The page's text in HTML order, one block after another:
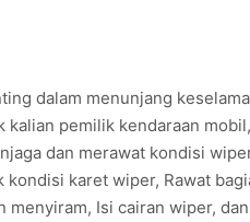
dalam menunjang
pemilik kendaraan
dan merawat kondisi
karet wiper, Rawat
Isi cairan wiper,